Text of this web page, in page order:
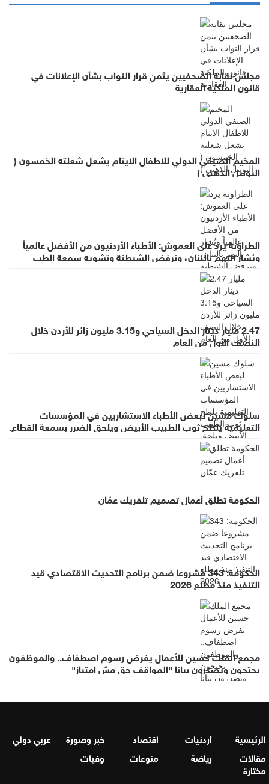
مجلس نقابة الصحفيين يثمن قرار النواب بشأن الإعلانات في
قانون الملكية العقارية
المخيم الصيفي الدولي للاطفال الايتام يشعل شعلته الخمسون (
اليوبيل الذهبي )
الطراونة يرد على العموش: الأطباء الأردنيون من الأفضل عالمياً
ويُشار إليهم بالبنان، ونرفض الشيطنة وتشويه سمعة الطب
بالعموميات
2.47 مليار دينار الدخل السياحي و3.15 مليون زائر للأردن خلال
النصف الأول من العام
سلوك مشين لبعض الأطباء الاستشاريين في المؤسسات
التعليمية يلطخ ثوب الطبيب الأبيض ويلحق الضرر بسمعة القطاع.
الحكومة تطلق أعمال تصميم تلفريك عمّان
الحكومة: 343 مشروعا ضمن برنامج التحديث الاقتصادي قيد
التنفيذ منذ مطلع 2026
مجمع الملك حسين للأعمال يفرض رسوم اصطفاف.. والموظفون
يحتجون ويصدرون بيانا "المواقف حق مش امتياز"
الرئيسية أردنيات اقتصاد خبر وصورة
عربي دولي
مقالات
مختارة
رياضة منوعات وفيات